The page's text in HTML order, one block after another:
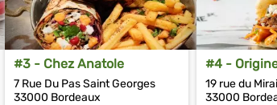
#3 - Chez Anatole
7 Rue Du Pas Saint Georges
33000 Bordeaux
#4 -
19 rue du
33000